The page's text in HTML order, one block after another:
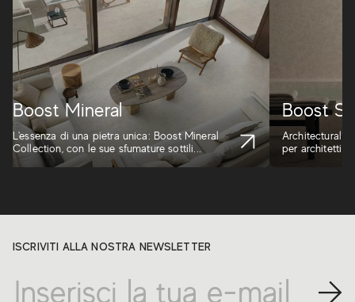
Boost Mineral
L'essenza di una pietra unica: Boost Mineral
Collection, con le sue sfumature sottili...
Boost
Architectural
per architetti e
ISCRIVITI ALLA NOSTRA NEWSLETTER